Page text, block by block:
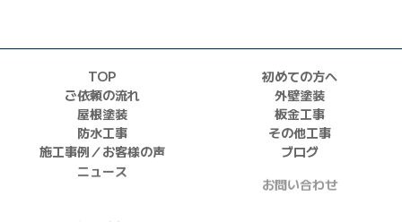
TOP
初めての方へ
ご依頼の流れ
外壁塗装
屋根塗装
板金工事
防水工事
その他工事
施工事例／お客様の声
ブログ
ニュース